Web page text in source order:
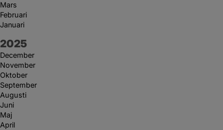
Mars
Februari
Januari
År:
2025
December
November
Oktober
September
Augusti
Juni
Maj
April